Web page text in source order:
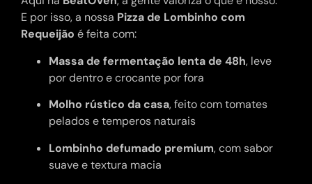
E por isso, a nossa Pizza de Lombinho com
Requeijão é feita com:
Massa de fermentação lenta de 48h, leve
por dentro e crocante por fora
Molho rústico da casa, feito com tomates
pelados e temperos naturais
Lombinho defumado premium, com sabor
suave e textura macia